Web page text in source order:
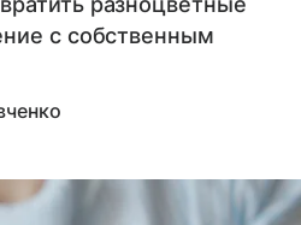
с собственным